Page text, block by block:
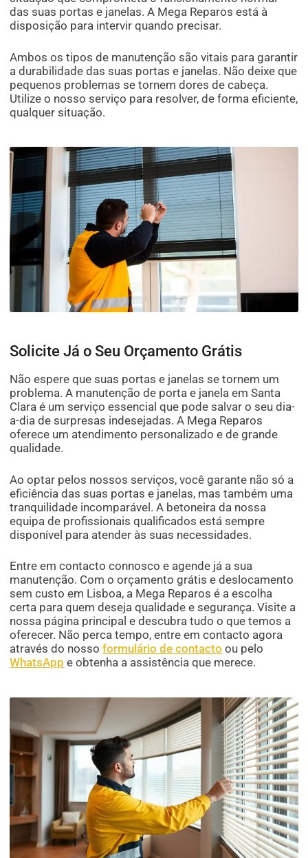
das suas portas e janelas. A Mega Reparos está à
disposição para intervir quando precisar.
Ambos os tipos de manutenção são vitais para garantir
a durabilidade das suas portas e janelas. Não deixe que
pequenos problemas se tornem dores de cabeça.
Utilize o nosso serviço para resolver, de forma eficiente,
qualquer situação.
Solicite Já o Seu Orçamento Grátis
Não espere que suas portas e janelas se tornem um
problema. A manutenção de porta e janela em Santa
Clara é um serviço essencial que pode salvar o seu dia-
a-dia de surpresas indesejadas. A Mega Reparos
oferece um atendimento personalizado e de grande
qualidade.
Ao optar pelos nossos serviços, você garante não só a
eficiência das suas portas e janelas, mas também uma
tranquilidade incomparável. A betoneira da nossa
equipa de profissionais qualificados está sempre
disponível para atender às suas necessidades.
Entre em contacto connosco e agende já a sua
manutenção. Com o orçamento grátis e deslocamento
sem custo em Lisboa, a Mega Reparos é a escolha
certa para quem deseja qualidade e segurança. Visite a
nossa página principal e descubra tudo o que temos a
oferecer. Não perca tempo, entre em contacto agora
através do nossoformulário de contacto ou pelo
WhatsApp e obtenha a assistência que merece.